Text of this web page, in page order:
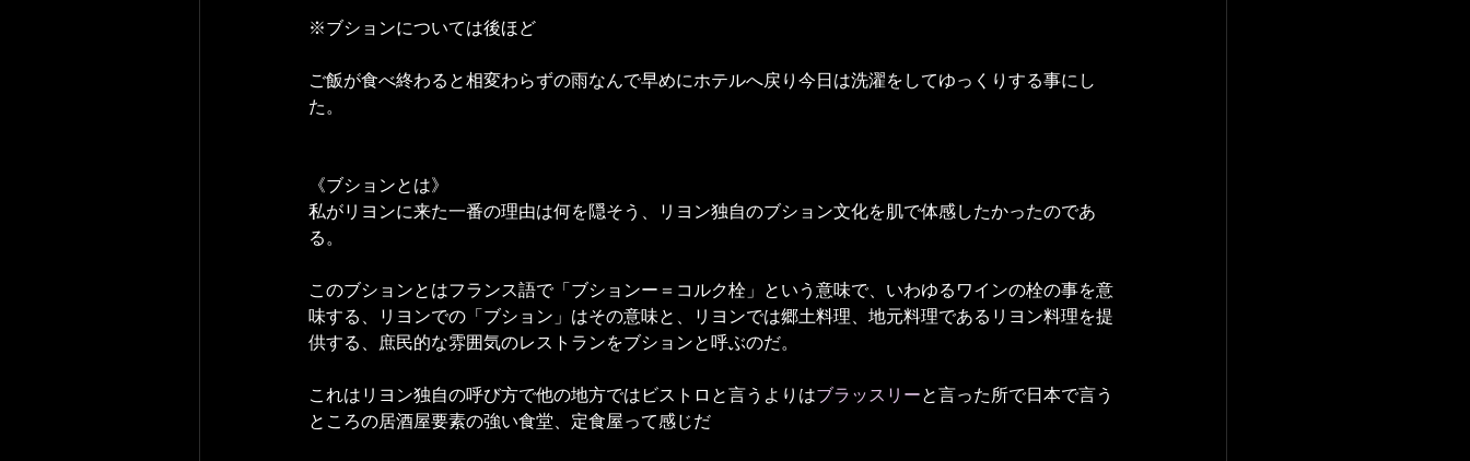
※ブションについては後ほど
ご飯が食べ終わると相変わらずの雨なんで早めにホテルへ戻り今日は洗濯をしてゆっくりする事にし
た。
《ブションとは》
私がリヨンに来た一番の理由は何を隠そう、リヨン独自のブション文化を肌で体感したかったのであ
る。
このブションとはフランス語で「ブションー＝コルク栓」という意味で、いわゆるワインの栓の事を意
味する、リヨンでの「ブション」はその意味と、リヨンでは郷土料理、地元料理であるリヨン料理を提
供する、庶民的な雰囲気のレストランをブションと呼ぶのだ。
これはリヨン独自の呼び方で他の地方ではビストロと言うよりはブラッスリーと言った所で日本で言う
ところの居酒屋要素の強い食堂、定食屋って感じだ